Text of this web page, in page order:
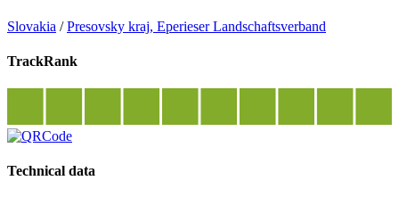
Slovakia /Presovsky kraj, Eperieser Landschaftsverband
TrackRank
Technical data